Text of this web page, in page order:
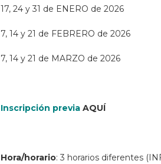
17, 24 y 31 de ENERO de 2026
7, 14 y 21 de FEBRERO de 2026
7, 14 y 21 de MARZO de 2026
Inscripción previa AQUÍ
Hora/horario: 3 horarios diferentes